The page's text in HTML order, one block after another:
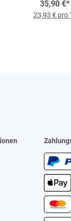
2022, 1,5-l-
35,90 €*
23,93 € pro 1